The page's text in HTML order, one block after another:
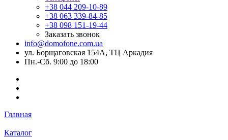
+38 044 209-10-89
+38 063 339-84-85
+38 098 151-19-44
Заказать звонок
info@domofone.com.ua
ул. Борщаговская 154А, ТЦ Аркадия
Пн.-Сб. 9:00 до 18:00
Главная
Каталог